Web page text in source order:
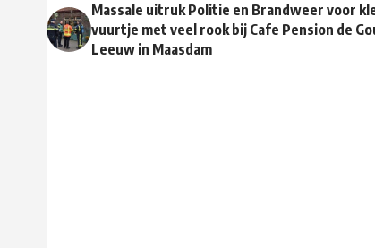
Massale uitruk Politie en Brandweer voor
vuurtje met veel rook bij Cafe Pension de
Leeuw in Maasdam